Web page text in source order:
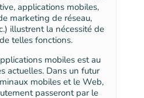
applications mobiles,
marketing de réseau,
illustrent la nécessité de
telles fonctions.
mobiles est au
actuelles. Dans un futur
mobiles et le Web,
passeront par le